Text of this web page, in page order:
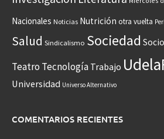
Nacionales Noticias Nutrición otra vuelta
Salud Sindicalismo Sociedad
Teatro Tecnología Trabajo
Universidad Universo Alternativo
COMENTARIOS RECIENTES